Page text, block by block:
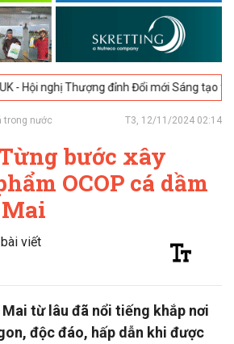
nghị Thượng đỉnh Đổi mới Sáng tạo trong
trong nước T3, 12/11/2024 02:14
bước xây
OCOP cá dầm
viết
Mai từ lâu đã nổi tiếng khắp nơi
độc đáo, hấp dẫn khi được